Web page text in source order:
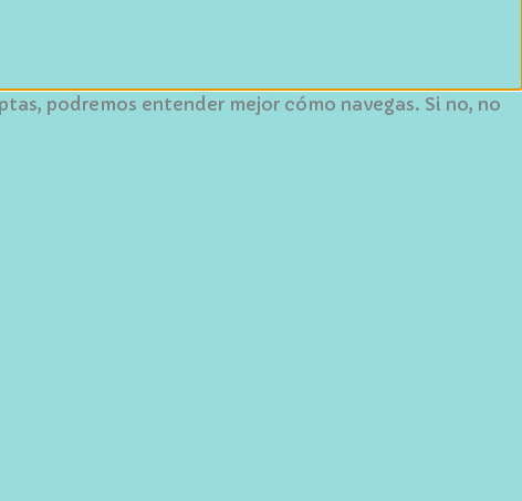
podremos entender mejor cómo navegas. Si no, no